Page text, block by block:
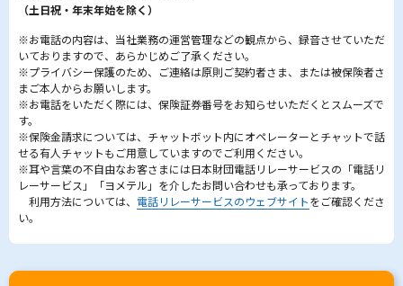
（土日祝・年末年始を除く）
※お電話の内容は、当社業務の運営管理などの観点から、録音させていただ
いておりますので、あらかじめご了承ください。
※プライバシー保護のため、ご連絡は原則ご契約者さま、または被保険者さ
まご本人からお願いします。
※お電話をいただく際には、保険証券番号をお知らせいただくとスムーズで
す。
※保険金請求については、チャットボット内にオペレーターとチャットで話
せる有人チャットもご用意していますのでご利用ください。
※耳や言葉の不自由なお客さまには日本財団電話リレーサービスの「電話リ
レーサービス」「ヨメテル」を介したお問い合わせも承っております。
利用方法については、 電話リレーサービスのウェブサイトをご確認くださ
い。